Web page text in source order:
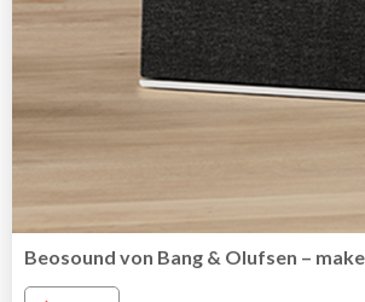
Beosound von Bang & Olufsen –